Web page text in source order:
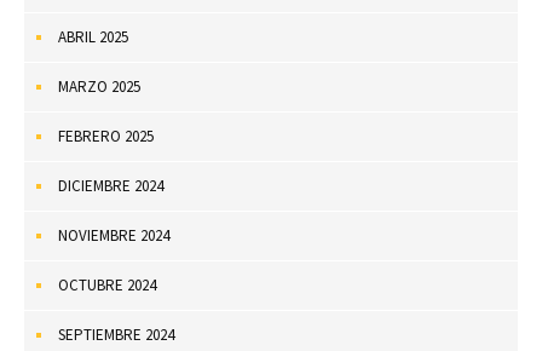
ABRIL 2025
MARZO 2025
FEBRERO 2025
DICIEMBRE 2024
NOVIEMBRE 2024
OCTUBRE 2024
SEPTIEMBRE 2024